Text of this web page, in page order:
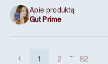
Apie produktą
Gut Prime
1 2 ... 82